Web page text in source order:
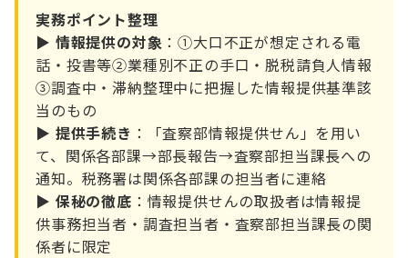
実務ポイント整理
▶ 情報提供の対象 ：①大口不正が想定される電
話・投書等②業種別不正の手口・脱税請負人情報
③調査中・滞納整理中に把握した情報提供基準該
当のもの
▶ 提供手続き ：「査察部情報提供せん」を用い
て、関係各部課→部長報告→査察部担当課長への
通知。税務署は関係各部課の担当者に連絡
▶ 保秘の徹底 ：情報提供せんの取扱者は情報提
供事務担当者・調査担当者・査察部担当課長の関
係者に限定